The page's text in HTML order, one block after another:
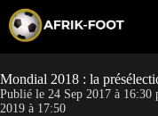
p
t
o
c
Mondial 2018 : la
Publié le 24 Sep 2017 à 16:30
2019 à 17:50